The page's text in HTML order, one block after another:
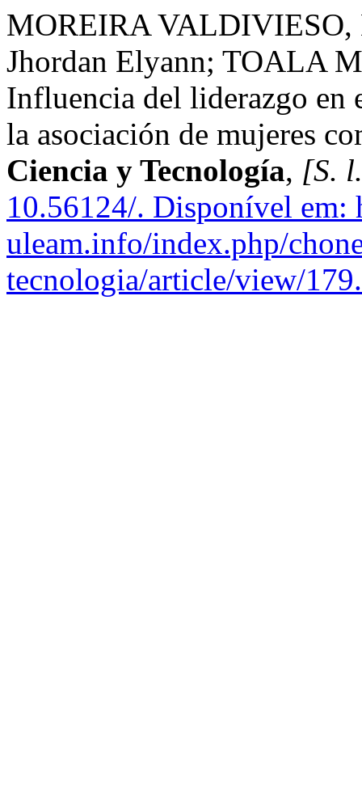
MOREIRA VALDIVIESO,
Jhordan Elyann; TOALA
Influencia del liderazgo en
la asociación de mujeres
Ciencia y Tecnología, [S.
10.56124/. Disponível em:
uleam.info/index.php/
tecnologia/article/view/179.